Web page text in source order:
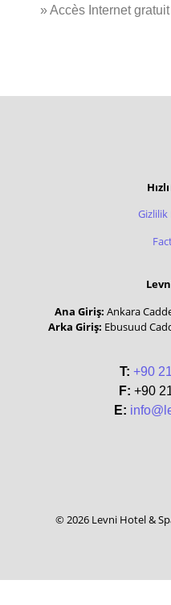
» Accès Internet
Gizlilik
Ana Giriş: Ankara
Arka Giriş: Ebusuud
T: +90
F: +90
E:
© 2026 Levni Hotel &